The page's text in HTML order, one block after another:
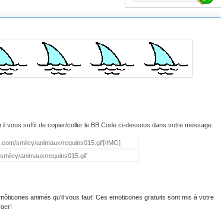
vous suffit de copier/coller le BB Code ci-dessous dans votre message.
animés qu'il vous faut! Ces emoticones gratuits sont mis à votre